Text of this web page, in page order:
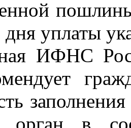
дня уплаты
ИФНС